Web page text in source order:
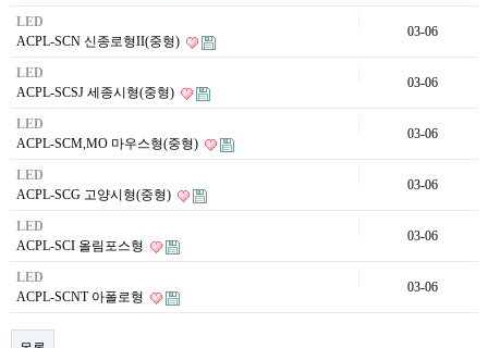
LED
ACPL-SCN 신종로형II(중형)
03-06
LED
ACPL-SCSJ 세종시형(중형)
03-06
LED
ACPL-SCM,MO 마우스형(중형)
03-06
LED
ACPL-SCG 고양시형(중형)
03-06
LED
ACPL-SCI 올림포스형
03-06
LED
ACPL-SCNT 아폴로형
03-06